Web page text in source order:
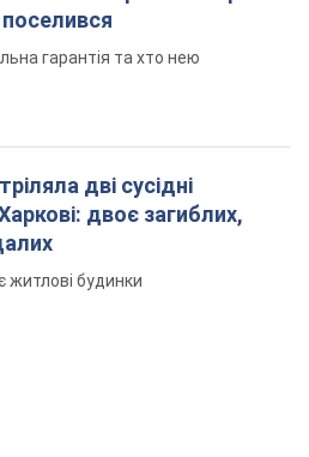
гарантія та хто нею
дві сусідні
двоє загиблих,
житлові будинки